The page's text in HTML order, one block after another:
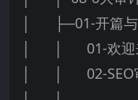
│ ├─01-开篇与
│ │ 01-欢迎来
│ │ 02-SEO审